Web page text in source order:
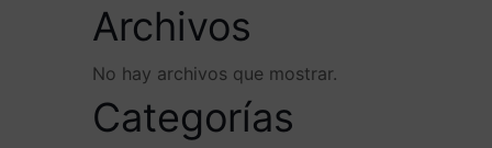
Archivos
No hay archivos que mostrar.
Categorías